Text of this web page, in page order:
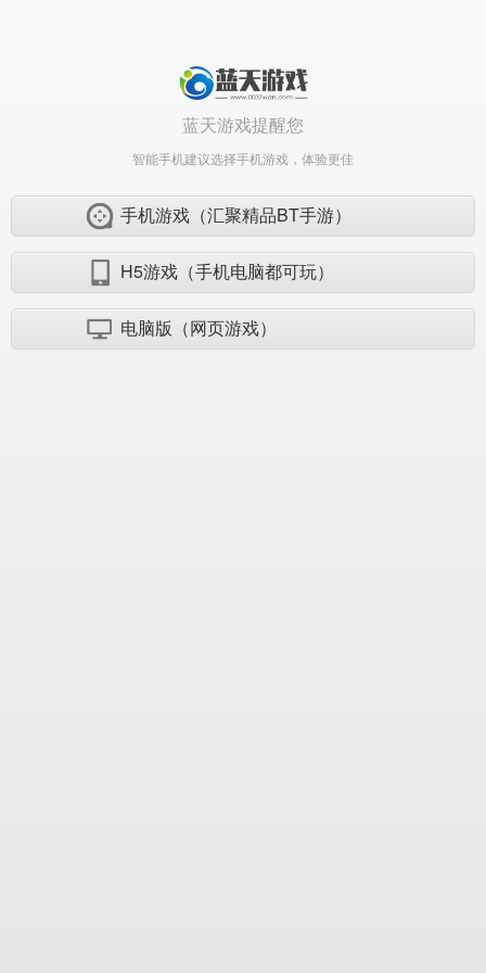
蓝天游戏提醒您
智能手机建议选择手机游戏，体验更佳
手机游戏（汇聚精品BT手游）
H5游戏（手机电脑都可玩）
电脑版（网页游戏）